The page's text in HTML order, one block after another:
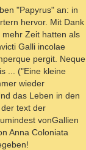
"Papyrus" an: in
hervor. Mit Dank
Zeit hatten als
Galli incolae
pergit. Neque
... ("Eine kleine
wieder
das Leben in den
text der
vonGallien
Anna Coloniata